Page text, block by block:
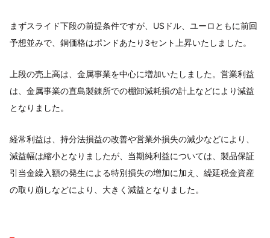
まずスライド下段の前提条件ですが、USドル、ユーロともに前回
予想並みで、銅価格はポンドあたり3セント上昇いたしました。
上段の売上高は、金属事業を中心に増加いたしました。営業利益
は、金属事業の直島製錬所での棚卸減耗損の計上などにより減益
となりました。
経常利益は、持分法損益の改善や営業外損失の減少などにより、
減益幅は縮小となりましたが、当期純利益については、製品保証
引当金繰入額の発生による特別損失の増加に加え、繰延税金資産
の取り崩しなどにより、大きく減益となりました。